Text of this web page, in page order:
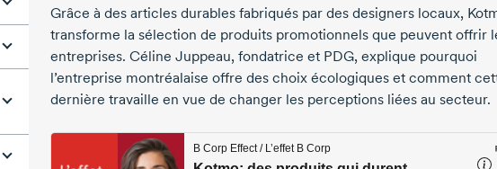
Grâce à des articles durables fabriqués par des designers locaux,
transforme la sélection de produits promotionnels que peuvent offrir
entreprises. Céline Juppeau, fondatrice et PDG, explique pourquoi
l’entreprise montréalaise offre des choix écologiques et comment
dernière travaille en vue de changer les perceptions liées au secteur.